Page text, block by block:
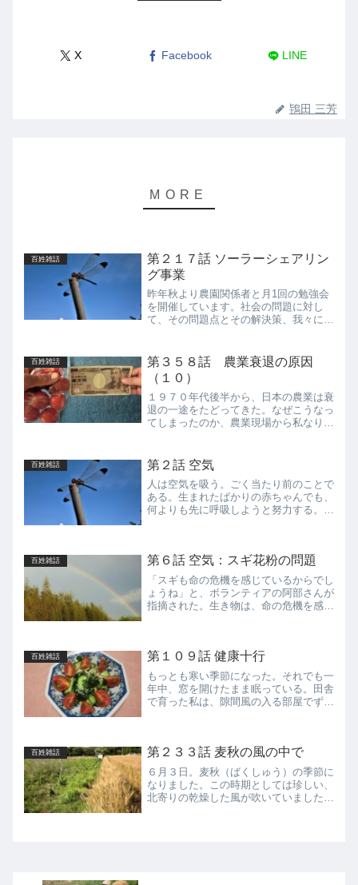
X Facebook LINE
鴇田 三芳
百姓雑話
第２１７話 ソーラーシェアリン
グ事業
昨年秋より農園関係者と月1回の勉強会
を開催しています。社会の問題に対し
て、その問題点とその解決策、我々にで
いか、自分たちに何ができるのだろうか
という観点から議論しました...
百姓雑話
第３５８話 農業衰退の原因
（１０）
１９７０年代後半から、日本の農業は衰
退の一途をたどってきた。なぜこうなっ
てしまったのか、農業現場から私なりに
指摘したが、今話では食べ物の変化の根
底にある食べ物への意識・...
百姓雑話 第２話 空気
人は空気を吸う。ごく当たり前のことで
ある。生まれたばかりの赤ちゃんでも、
何よりも先に呼吸しようと努力する。生
たち大人はどうであろうか...
百姓雑話 第６話 空気：スギ花粉の問題
「スギも命の危機を感じているからでし
ょうね」と、ボランティアの阿部さんが
指摘された。生き物は、命の危機を感じ
日暮らしを続けている人々...
百姓雑話 第１０９話 健康十行
もっとも寒い季節になった。それでも一
年中、窓を開けたまま眠っている。田舎
で育った私は、隙間風の入る部屋でずっ
の結果である。さて、以前...
百姓雑話 第２３３話 麦秋の風の中で
６月３日。麦秋（ばくしゅう）の季節に
なりました。この時期としては珍しい、
北寄りの乾燥した風が吹いていました。